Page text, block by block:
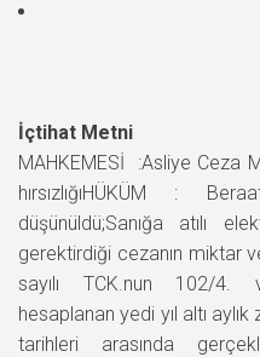
İçtihat Metni
MAHKEMESİ :Asliye Ceza
hırsızlığıHÜKÜM :
düşünüldü;Sanığa atılı
gerektirdiği cezanın miktar
sayılı TCK.nun 102/4.
hesaplanan yedi yıl altı
tarihleri arasında